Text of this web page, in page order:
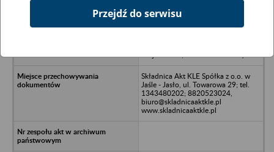
Spółdzielnia Socjalna Impresja -
Składnica Akt KLE Spółka z o.o. w
Jaśle - Jasło, ul. Towarowa 29; tel.
1343480202; 8820523024,
biuro@skladnicaaktkle.pl
www.skladnicaaktkle.pl
Przejdź do serwisu